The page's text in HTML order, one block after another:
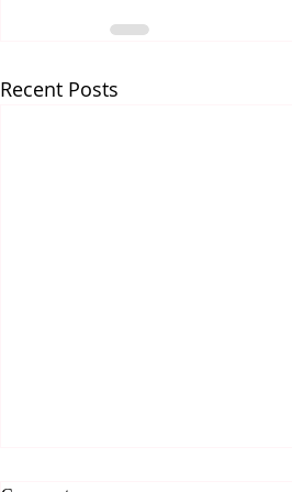
Recent Posts
*** 알리는 말씀 (7.31.2026)